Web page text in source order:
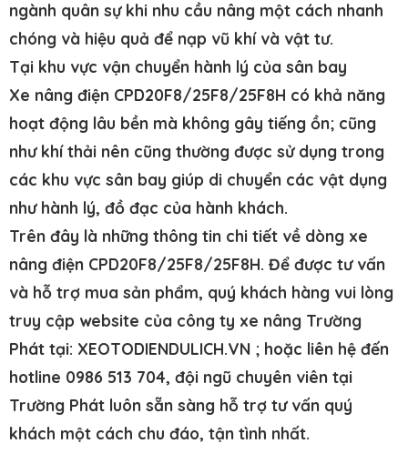
ngành quân sự khi nhu cầu nâng một cách nhanh
chóng và hiệu quả để nạp vũ khí và vật tư.
Tại khu vực vận chuyển hành lý của sân bay
Xe nâng điện CPD20F8/25F8/25F8H có khả năng
hoạt động lâu bền mà không gây tiếng ồn; cũng
như khí thải nên cũng thường được sử dụng trong
các khu vực sân bay giúp di chuyển các vật dụng
như hành lý, đồ đạc của hành khách.
Trên đây là những thông tin chi tiết về dòng xe
nâng điện CPD20F8/25F8/25F8H. Để được tư vấn
và hỗ trợ mua sản phẩm, quý khách hàng vui lòng
truy cập website của công ty xe nâng Trường
Phát tại: XEOTODIENDULICH.VN ; hoặc liên hệ đến
hotline 0986 513 704, đội ngũ chuyên viên tại
Trường Phát luôn sẵn sàng hỗ trợ tư vấn quý
khách một cách chu đáo, tận tình nhất.